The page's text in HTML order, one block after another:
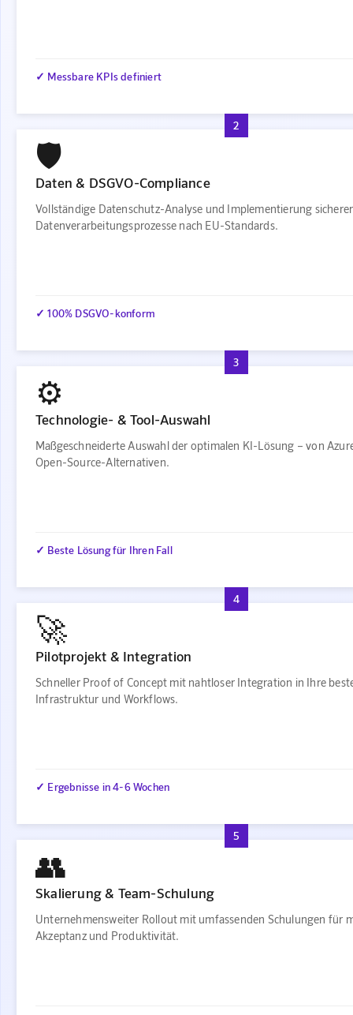
✓ Messbare KPIs definiert
2
🛡️
Daten & DSGVO-Compliance
Vollständige Datenschutz-Analyse und Implementierung sicherer
Datenverarbeitungsprozesse nach EU-Standards.
✓ 100% DSGVO-konform
3
⚙️
Technologie- & Tool-Auswahl
Maßgeschneiderte Auswahl der optimalen KI-Lösung – von
Open-Source-Alternativen.
✓ Beste Lösung für Ihren Fall
4
🚀
Pilotprojekt & Integration
Schneller Proof of Concept mit nahtloser Integration in Ihre
Infrastruktur und Workflows.
✓ Ergebnisse in 4-6 Wochen
5
👥
Skalierung & Team-Schulung
Unternehmensweiter Rollout mit umfassenden Schulungen für
Akzeptanz und Produktivität.